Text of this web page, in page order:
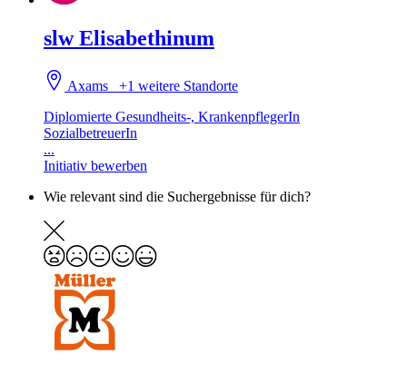
slw Elisabethinum
Axams+1 weitere Standorte
Diplomierte Gesundheits-, KrankenpflegerIn
SozialbetreuerIn
...
Initiativ bewerben
Wie relevant sind die Suchergebnisse für dich?